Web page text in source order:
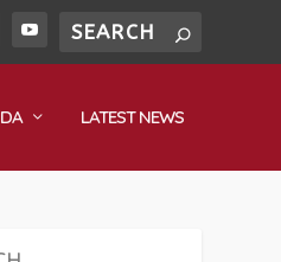
LATEST NEWS